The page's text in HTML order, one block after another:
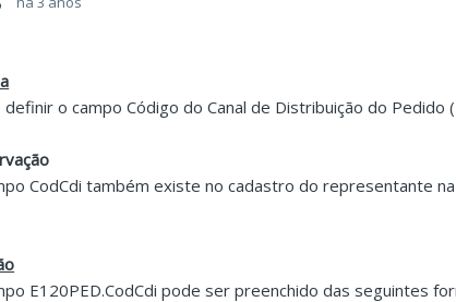
definir o campo Código do Canal de Distribuição do Pedido
CodCdi também existe no cadastro do representante
E120PED.CodCdi pode ser preenchido das seguintes